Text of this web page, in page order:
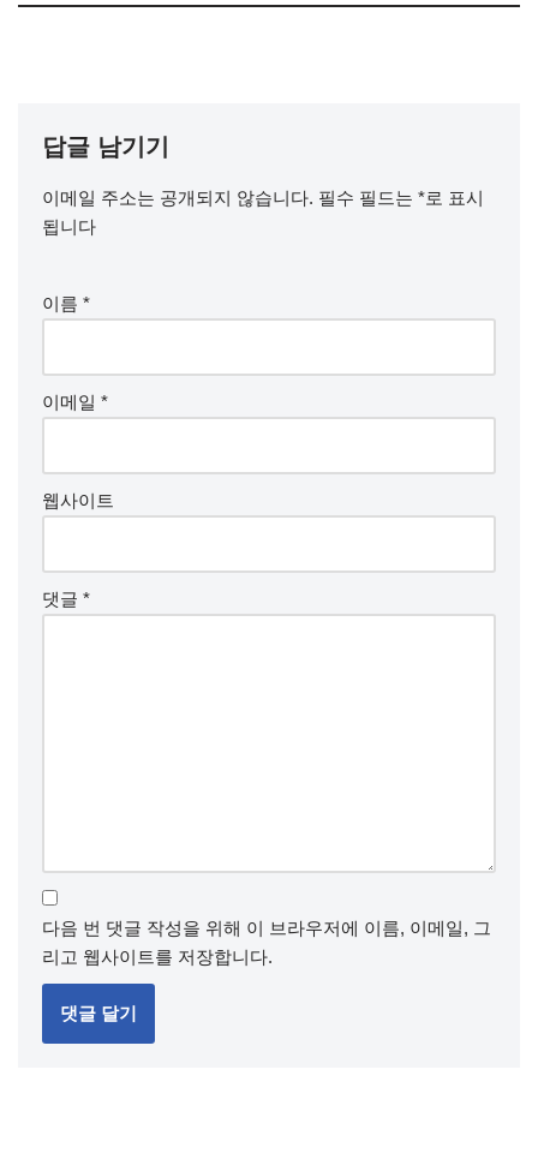
답글 남기기
이메일 주소는 공개되지 않습니다. 필수 필드는 *로 표시
됩니다
이름 *
이메일 *
웹사이트
댓글 *
다음 번 댓글 작성을 위해 이 브라우저에 이름, 이메일, 그
리고 웹사이트를 저장합니다.